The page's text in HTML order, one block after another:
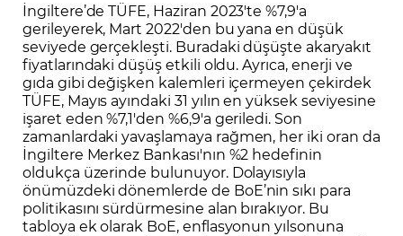
İngiltere’de TÜFE, Haziran 2023'te %7,9'a
gerileyerek, Mart 2022'den bu yana en düşük
seviyede gerçekleşti. Buradaki düşüşte akaryakıt
fiyatlarındaki düşüş etkili oldu. Ayrıca, enerji ve
gıda gibi değişken kalemleri içermeyen çekirdek
TÜFE, Mayıs ayındaki 31 yılın en yüksek seviyesine
işaret eden %7,1'den %6,9'a geriledi. Son
zamanlardaki yavaşlamaya rağmen, her iki oran da
İngiltere Merkez Bankası'nın %2 hedefinin
oldukça üzerinde bulunuyor. Dolayısıyla
önümüzdeki dönemlerde de BoE’nin sıkı para
politikasını sürdürmesine alan bırakıyor. Bu
tabloya ek olarak BoE, enflasyonun yılsonuna